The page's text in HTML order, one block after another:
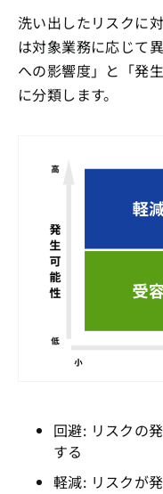
洗い出したリスクに
は対象業務に応じて
への影響度」と「発
に分類します。
回避: リスクの
する
軽減: リスクが